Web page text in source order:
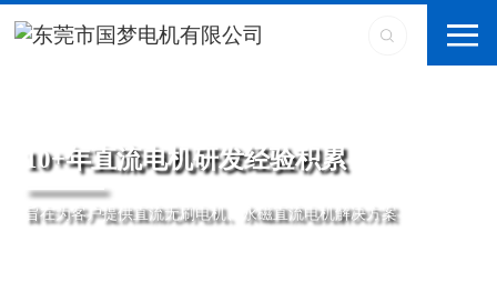
10+年直流电机研发经验积累
旨在为客户提供直流无刷电机、永磁直流电机解决方案